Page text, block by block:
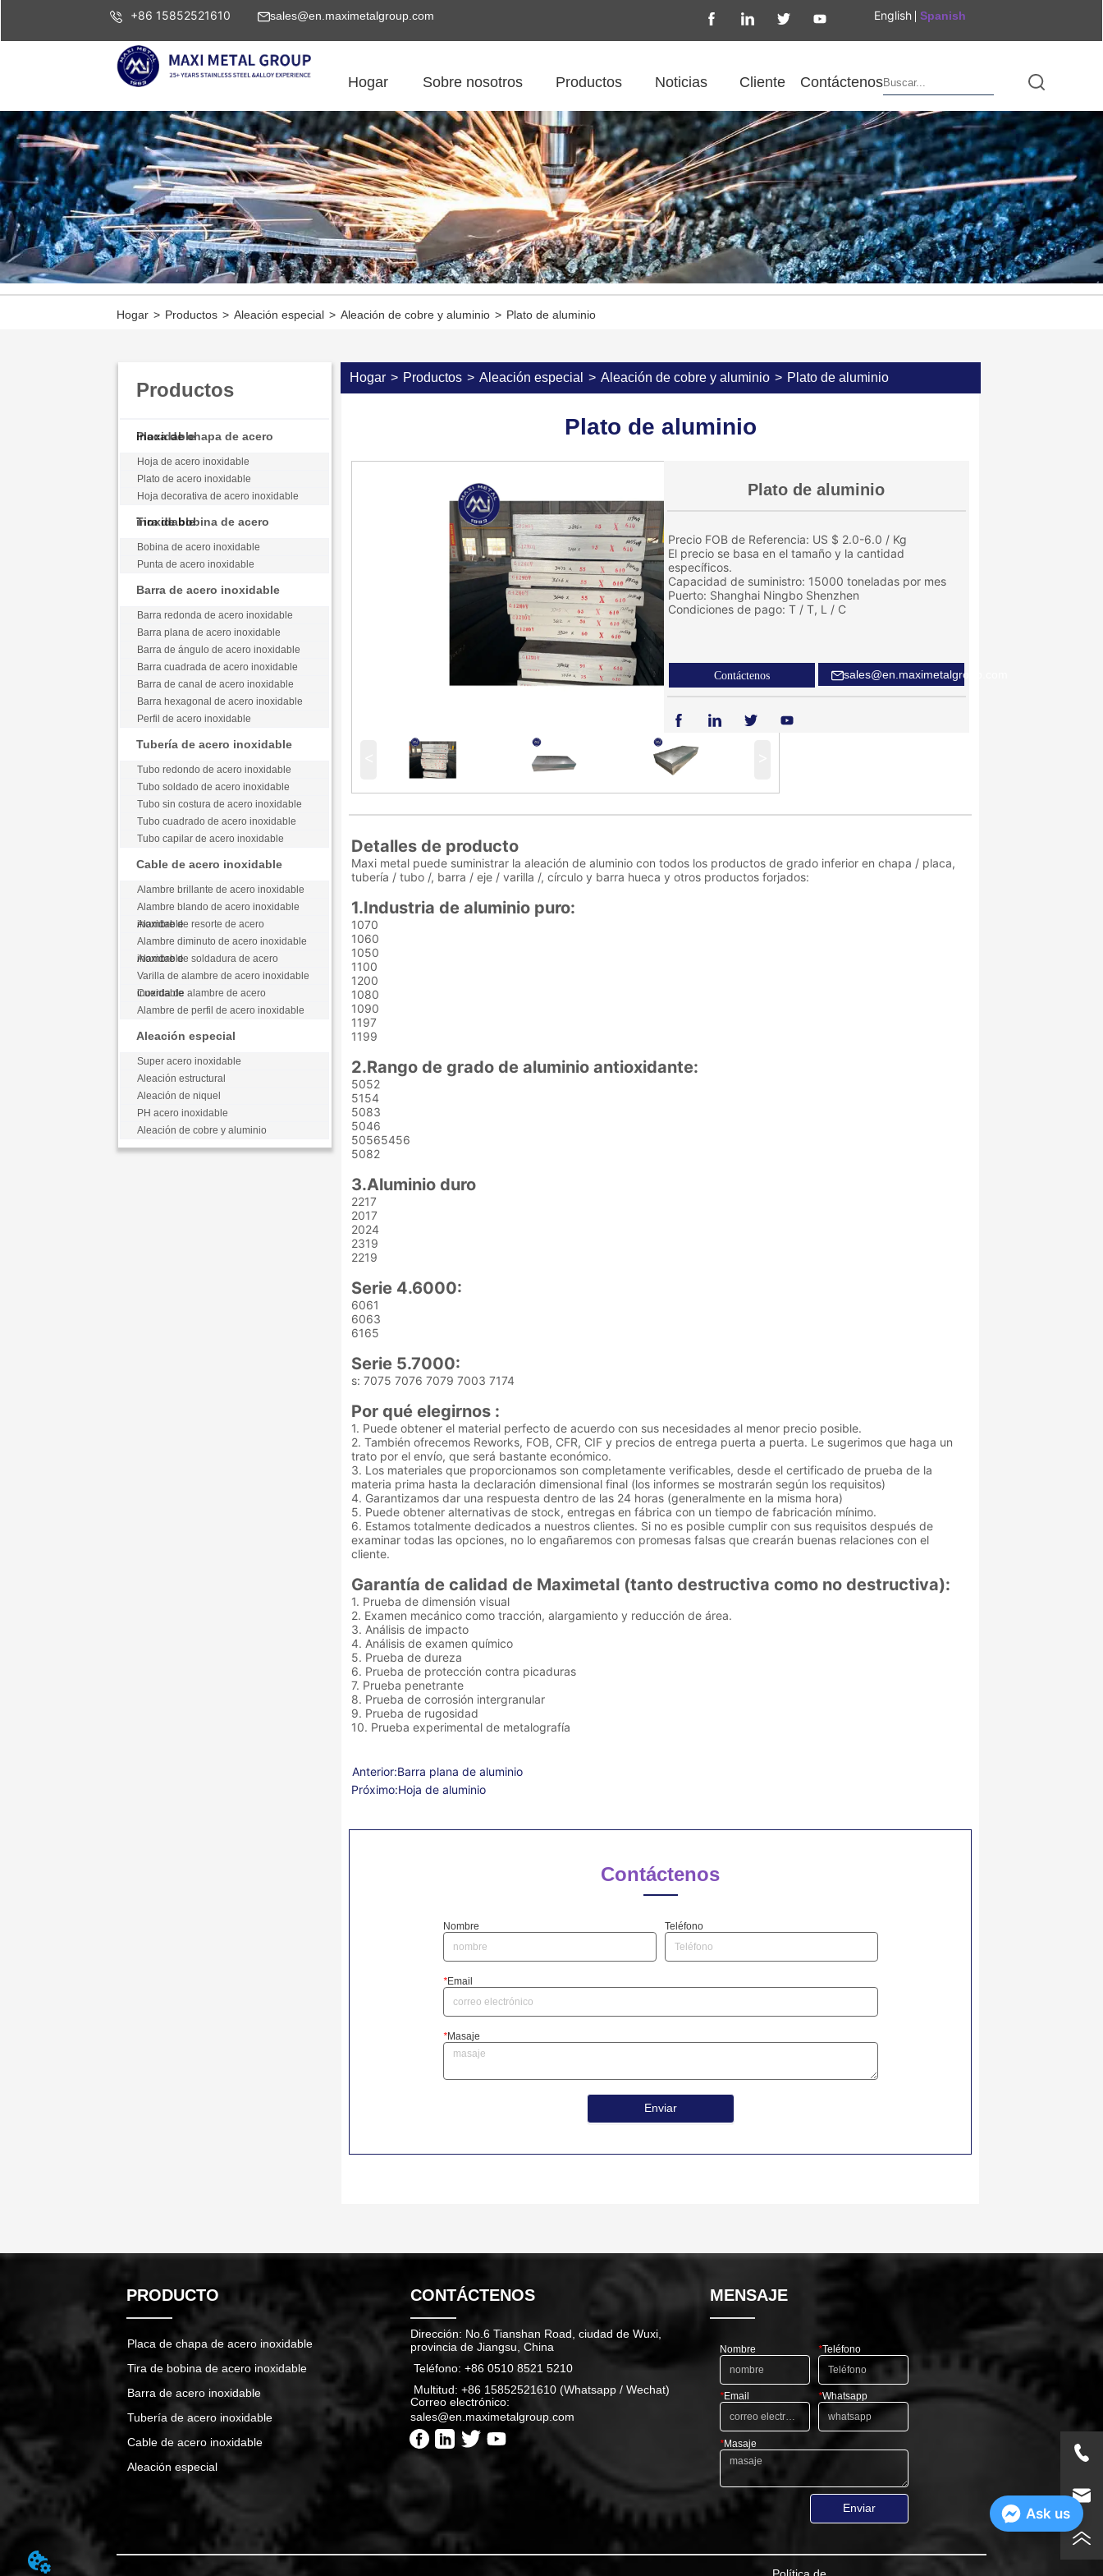
+86 15852521610 sales@en.maximetalgroup.com English Spanish
Hogar Sobre nosotros Productos Noticias Cliente Contáctenos
Hogar > Productos > Aleación especial > Aleación de cobre y aluminio > Plato de aluminio
Productos
Placa de chapa de acero inoxidable
Hoja de acero inoxidable
Plato de acero inoxidable
Hoja decorativa de acero inoxidable
Tira de bobina de acero inoxidable
Bobina de acero inoxidable
Punta de acero inoxidable
Barra de acero inoxidable
Barra redonda de acero inoxidable
Barra plana de acero inoxidable
Barra de ángulo de acero inoxidable
Barra cuadrada de acero inoxidable
Barra de canal de acero inoxidable
Barra hexagonal de acero inoxidable
Perfil de acero inoxidable
Tubería de acero inoxidable
Tubo redondo de acero inoxidable
Tubo soldado de acero inoxidable
Tubo sin costura de acero inoxidable
Tubo cuadrado de acero inoxidable
Tubo capilar de acero inoxidable
Cable de acero inoxidable
Alambre brillante de acero inoxidable
Alambre blando de acero inoxidable
Alambre de resorte de acero inoxidable
Alambre diminuto de acero inoxidable
Alambre de soldadura de acero inoxidable
Varilla de alambre de acero inoxidable
Cuerda de alambre de acero inoxidable
Alambre de perfil de acero inoxidable
Aleación especial
Super acero inoxidable
Aleación estructural
Aleación de niquel
PH acero inoxidable
Aleación de cobre y aluminio
Hogar > Productos > Aleación especial > Aleación de cobre y aluminio > Plato de aluminio
Plato de aluminio
Plato de aluminio
Precio FOB de Referencia: US $ 2.0-6.0 / Kg
El precio se basa en el tamaño y la cantidad
específicos.
Capacidad de suministro: 15000 toneladas por mes
Puerto: Shanghai Ningbo Shenzhen
Condiciones de pago: T / T, L / C
Contáctenos sales@en.maximetalgroup.com
Detalles de producto
Maxi metal puede suministrar la aleación de aluminio con todos los productos de grado inferior en chapa / placa,
tubería / tubo /, barra / eje / varilla /, círculo y barra hueca y otros productos forjados:
1.Industria de aluminio puro:
1070
1060
1050
1100
1200
1080
1090
1197
1199
2.Rango de grado de aluminio antioxidante:
5052
5154
5083
5046
50565456
5082
3.Aluminio duro
2217
2017
2024
2319
2219
Serie 4.6000:
6061
6063
6165
Serie 5.7000:
s: 7075 7076 7079 7003 7174
Por qué elegirnos :
1. Puede obtener el material perfecto de acuerdo con sus necesidades al menor precio posible.
2. También ofrecemos Reworks, FOB, CFR, CIF y precios de entrega puerta a puerta. Le sugerimos que haga un
trato por el envío, que será bastante económico.
3. Los materiales que proporcionamos son completamente verificables, desde el certificado de prueba de la
materia prima hasta la declaración dimensional final (los informes se mostrarán según los requisitos)
4. Garantizamos dar una respuesta dentro de las 24 horas (generalmente en la misma hora)
5. Puede obtener alternativas de stock, entregas en fábrica con un tiempo de fabricación mínimo.
6. Estamos totalmente dedicados a nuestros clientes. Si no es posible cumplir con sus requisitos después de
examinar todas las opciones, no lo engañaremos con promesas falsas que crearán buenas relaciones con el
cliente.
Garantía de calidad de Maximetal (tanto destructiva como no destructiva):
1. Prueba de dimensión visual
2. Examen mecánico como tracción, alargamiento y reducción de área.
3. Análisis de impacto
4. Análisis de examen químico
5. Prueba de dureza
6. Prueba de protección contra picaduras
7. Prueba penetrante
8. Prueba de corrosión intergranular
9. Prueba de rugosidad
10. Prueba experimental de metalografía
Anterior:Barra plana de aluminio
Próximo:Hoja de aluminio
Contáctenos
Nombre Teléfono
*Email
*Masaje
Enviar
PRODUCTO
Placa de chapa de acero inoxidable
Tira de bobina de acero inoxidable
Barra de acero inoxidable
Tubería de acero inoxidable
Cable de acero inoxidable
Aleación especial
CONTÁCTENOS
Dirección: No.6 Tianshan Road, ciudad de Wuxi,
provincia de Jiangsu, China
Teléfono: +86 0510 8521 5210
Multitud: +86 15852521610 (Whatsapp / Wechat)
Correo electrónico:
sales@en.maximetalgroup.com
MENSAJE
Nombre *Teléfono
*Email *Whatsapp
*Masaje
Enviar Ask us